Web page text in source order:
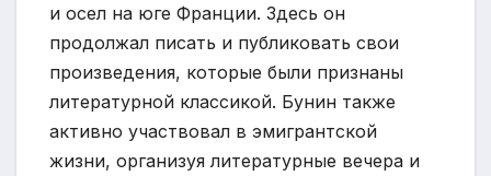
и осел на юге Франции. Здесь он
продолжал писать и публиковать свои
произведения, которые были признаны
литературной классикой. Бунин также
активно участвовал в эмигрантской
жизни, организуя литературные вечера и